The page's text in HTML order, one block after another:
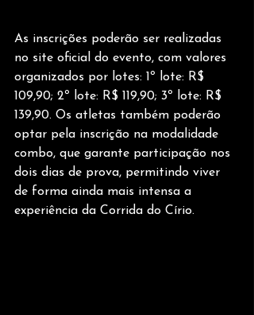
As inscrições poderão ser realizadas
no site oficial do evento, com valores
organizados por lotes: 1º lote: R$
109,90; 2º lote: R$ 119,90; 3º lote: R$
139,90. Os atletas também poderão
optar pela inscrição na modalidade
combo, que garante participação nos
dois dias de prova, permitindo viver
de forma ainda mais intensa a
experiência da Corrida do Círio.